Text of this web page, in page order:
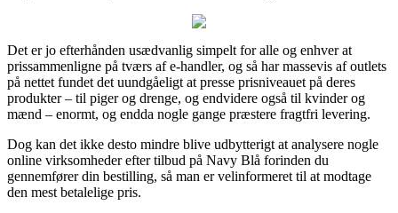
Det er jo efterhånden usædvanlig simpelt for alle og enhver at
prissammenligne på tværs af e-handler, og så har massevis af outlets
på nettet fundet det uundgåeligt at presse prisniveauet på deres
produkter – til piger og drenge, og endvidere også til kvinder og
mænd – enormt, og endda nogle gange præstere fragtfri levering.
Dog kan det ikke desto mindre blive udbytterigt at analysere nogle
online virksomheder efter tilbud på Navy Blå forinden du
gennemfører din bestilling, så man er velinformeret til at modtage
den mest betalelige pris.